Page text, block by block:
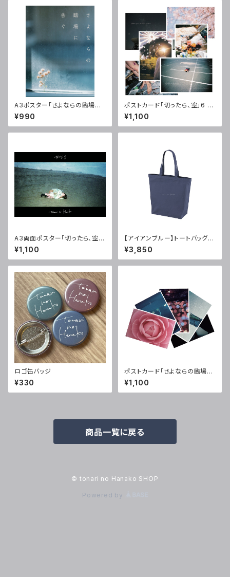
A3ポスター「さよならの臨場に
告ぐ」(サイン入)
¥990
ポストカード「切ったら、空」6 S
ongs
¥1,100
A3両面ポスター「切ったら、空」
(サイン入)
¥1,100
【アイアンブルー】トートバッグ
(Lサイズ)
¥3,850
ロゴ缶バッジ
¥330
ポストカード「さよならの臨場に
告ぐ」5 Songs
¥1,100
商品一覧に戻る
© tonari no Hanako SHOP
Powered by